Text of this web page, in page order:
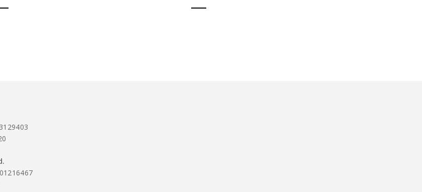
3129403